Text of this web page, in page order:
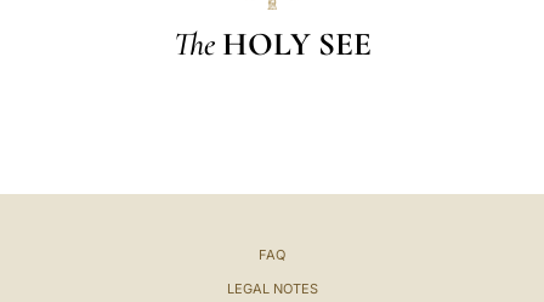
The HOLY SEE
FAQ
LEGAL NOTES